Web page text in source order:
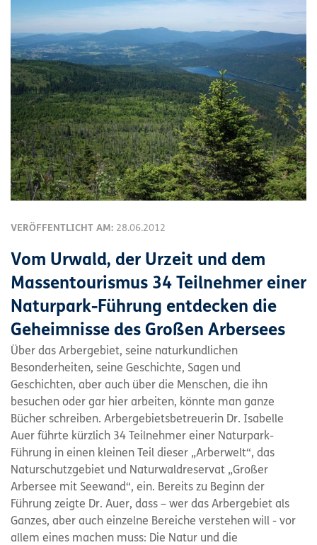
VERÖFFENTLICHT AM: 28.06.2012
Vom Urwald, der Urzeit und dem
Massentourismus 34 Teilnehmer einer
Naturpark-Führung entdecken die
Geheimnisse des Großen Arbersees
Über das Arbergebiet, seine naturkundlichen
Besonderheiten, seine Geschichte, Sagen und
Geschichten, aber auch über die Menschen, die ihn
besuchen oder gar hier arbeiten, könnte man ganze
Bücher schreiben. Arbergebietsbetreuerin Dr. Isabelle
Auer führte kürzlich 34 Teilnehmer einer Naturpark-
Führung in einen kleinen Teil dieser „Arberwelt“, das
Naturschutzgebiet und Naturwaldreservat „Großer
Arbersee mit Seewand“, ein. Bereits zu Beginn der
Führung zeigte Dr. Auer, dass – wer das Arbergebiet als
Ganzes, aber auch einzelne Bereiche verstehen will - vor
allem eines machen muss: Die Natur und die